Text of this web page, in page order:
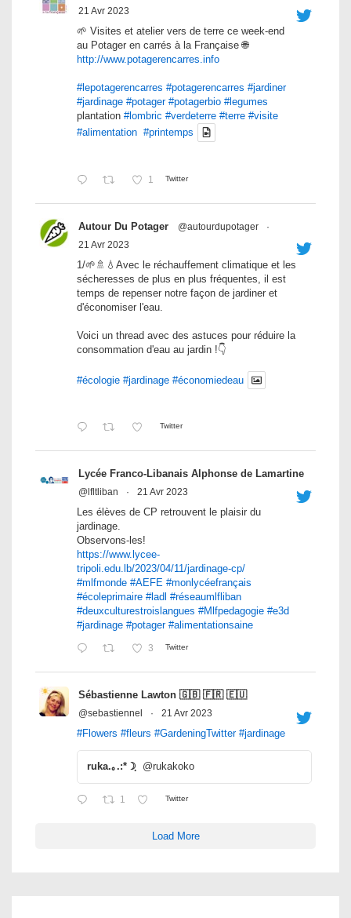
21 Avr 2023
🌱 Visites et atelier vers de terre ce week-end
au Potager en carrés à la Française 🌐
http://www.potagerencarres.info
#lepotagerencarres #potagerencarres #jardiner
#jardinage #potager #potagerbio #legumes
plantation #lombric #verdeterre #terre #visite
#alimentation #printemps
1 Twitter
Autour Du Potager @autourdupotager
·
21 Avr 2023
1/🌱🚿💧Avec le réchauffement climatique et les
sécheresses de plus en plus fréquentes, il est
temps de repenser notre façon de jardiner et
d'économiser l'eau.
Voici un thread avec des astuces pour réduire la
consommation d'eau au jardin !👇
#écologie #jardinage #économiedeau
Twitter
Lycée Franco-Libanais Alphonse de Lamartine
@lfltliban · 21 Avr 2023
Les élèves de CP retrouvent le plaisir du
jardinage.
Observons-les!
https://www.lycee-
tripoli.edu.lb/2023/04/11/jardinage-cp/
#mlfmonde #AEFE #monlycéefrançais
#écoleprimaire #ladl #réseaumlfliban
#deuxculturestroislangues #Mlfpedagogie #e3d
#jardinage #potager #alimentationsaine
3 Twitter
Sébastienne Lawton 🇬🇧 🇫🇷 🇪🇺
@sebastiennel · 21 Avr 2023
#Flowers #fleurs #GardeningTwitter #jardinage
ruka.｡.:*☽ฺ @rukakoko
1 Twitter
Load More